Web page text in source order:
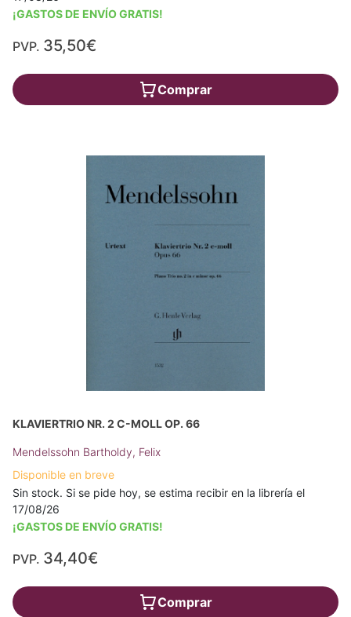
¡GASTOS DE ENVÍO GRATIS!
PVP. 35,50€
Comprar
KLAVIERTRIO NR. 2 C-MOLL OP. 66
Mendelssohn Bartholdy, Felix
Disponible en breve
Sin stock. Si se pide hoy, se estima recibir en la librería el
17/08/26
¡GASTOS DE ENVÍO GRATIS!
PVP. 34,40€
Comprar